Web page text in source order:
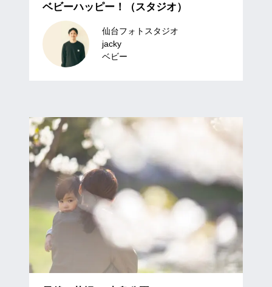
ベビーハッピー！（スタジオ）
仙台フォトスタジオ
jacky
ベビー